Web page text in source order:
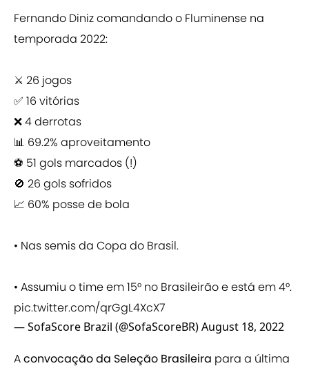
Fernando Diniz comandando o Fluminense na
temporada 2022:
⚔️ 26 jogos
✅ 16 vitórias
❌ 4 derrotas
📊 69.2% aproveitamento
⚽️ 51 gols marcados (!)
🚫 26 gols sofridos
📈 60% posse de bola
• Nas semis da Copa do Brasil.
• Assumiu o time em 15° no Brasileirão e está em 4°.
pic.twitter.com/qrGgL4XcX7
— SofaScore Brazil (@SofaScoreBR)August 18, 2022
Aconvocação da Seleção Brasileira para a última